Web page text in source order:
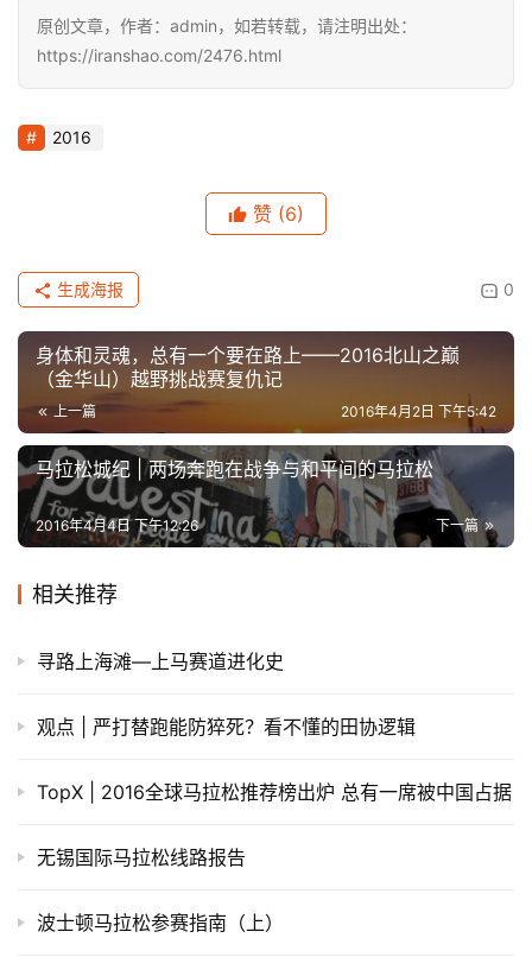
原创文章，作者：admin，如若转载，请注明出处：
https://iranshao.com/2476.html
2016
赞 (6)
0
生成海报
身体和灵魂，总有一个要在路上——2016北山之巅
（金华山）越野挑战赛复仇记
上一篇 2016年4月2日 下午5:42
马拉松城纪 | 两场奔跑在战争与和平间的马拉松
下一篇
2016年4月4日 下午12:26
相关推荐
寻路上海滩—上马赛道进化史
观点 | 严打替跑能防猝死？看不懂的田协逻辑
TopX | 2016全球马拉松推荐榜出炉 总有一席被中国占据
无锡国际马拉松线路报告
波士顿马拉松参赛指南（上）